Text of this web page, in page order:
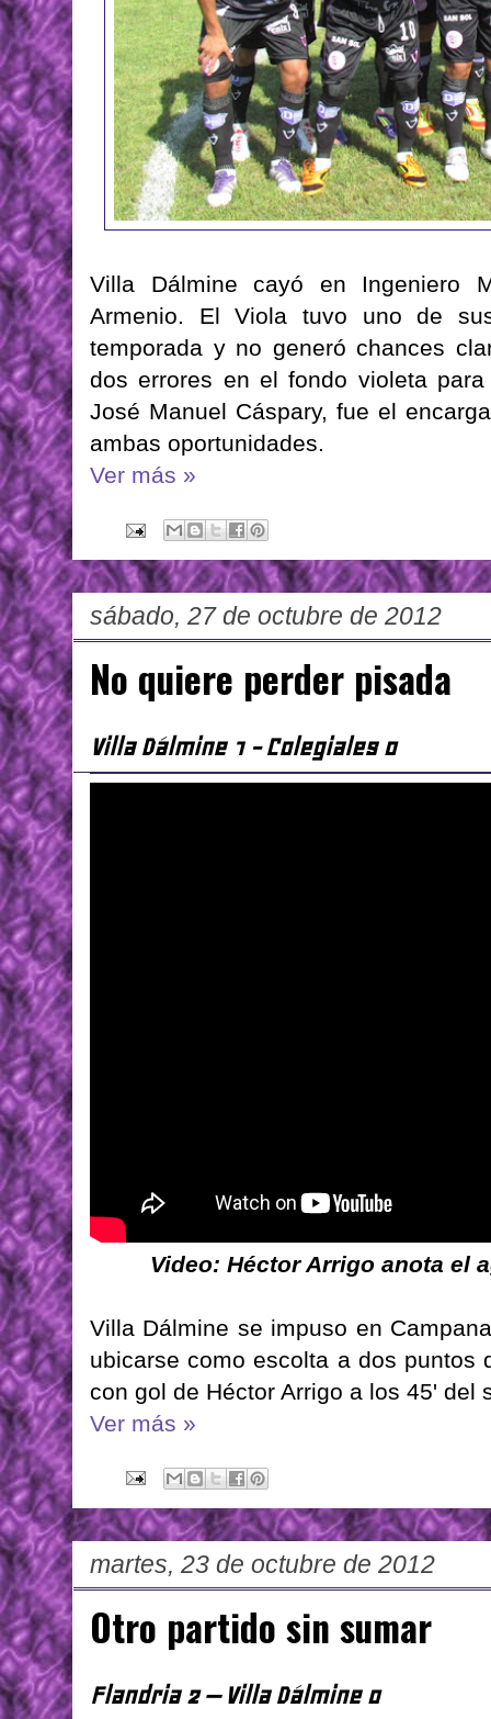
Villa Dálmine cayó en Ingeniero
Armenio. El Viola tuvo uno de
temporada y no generó chances
dos errores en el fondo violeta
José Manuel Cáspary, fue el
ambas oportunidades.
Ver más »
sábado, 27 de octubre de 2012
No quiere perder pisada
Villa Dálmine 1 - Colegiales 0
Video: Héctor Arrigo anota el
Villa Dálmine se impuso en
ubicarse como escolta a dos puntos
con gol de Héctor Arrigo a los 45' del
Ver más »
martes, 23 de octubre de 2012
Otro partido sin sumar
Flandria 2 – Villa Dálmine 0